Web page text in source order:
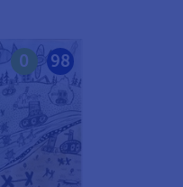
98
0